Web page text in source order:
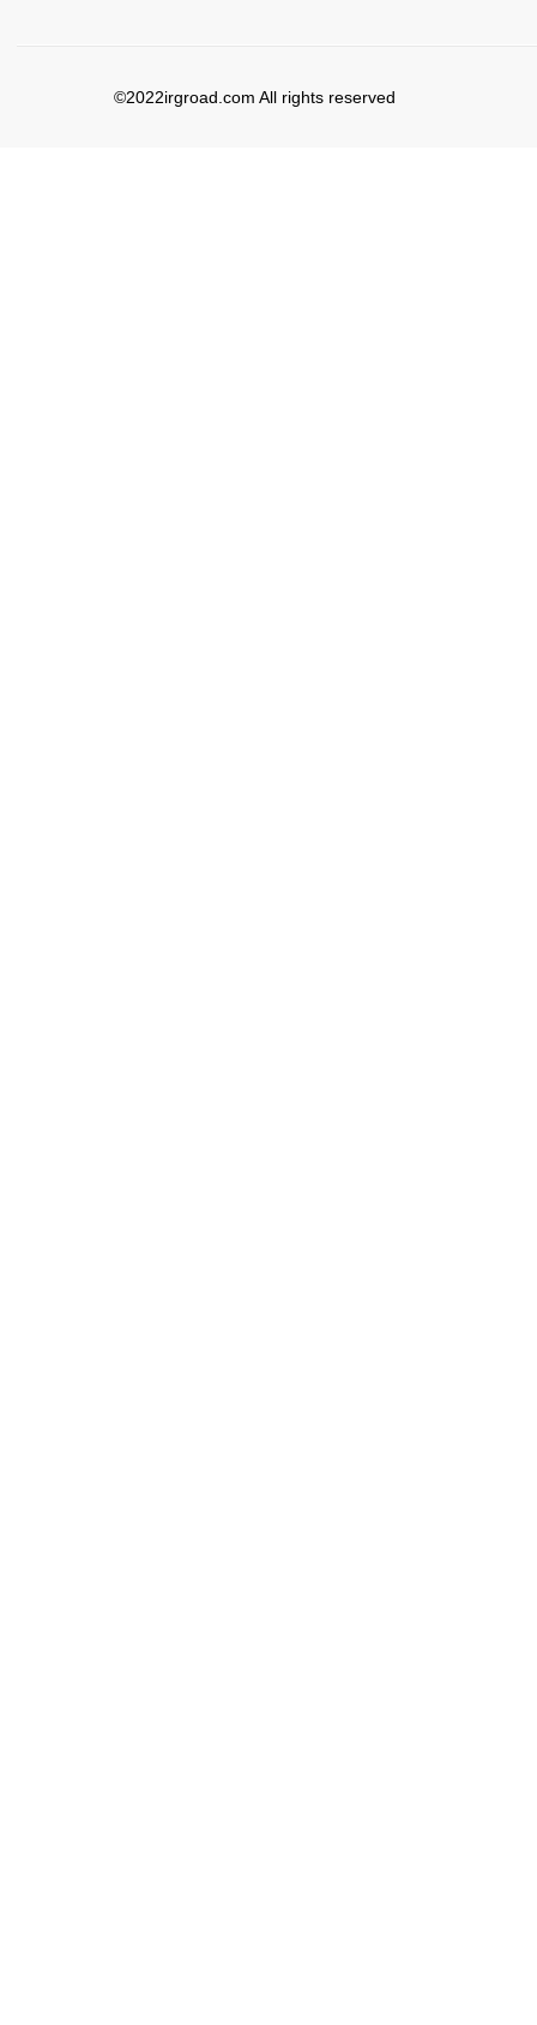
©2022irgroad.com All rights reserved